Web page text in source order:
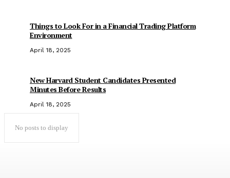
Things to Look For in a Financial Trading Platform
Environment
April 18, 2025
New Harvard Student Candidates Presented
Minutes Before Results
April 18, 2025
No posts to display